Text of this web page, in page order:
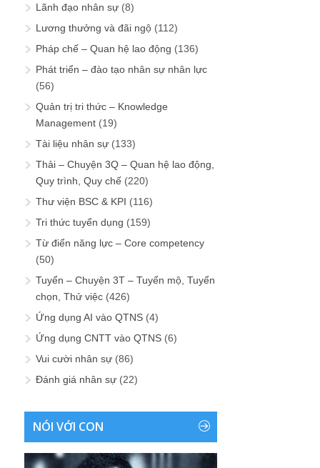
Lãnh đạo nhân sự (8)
Lương thưởng và đãi ngộ (112)
Pháp chế – Quan hệ lao động (136)
Phát triển – đào tạo nhân sự nhân lực
(56)
Quản trị tri thức – Knowledge
Management (19)
Tài liệu nhân sự (133)
Thải – Chuyện 3Q – Quan hệ lao động,
Quy trình, Quy chế (220)
Thư viện BSC & KPI (116)
Tri thức tuyển dụng (159)
Từ điển năng lực – Core competency
(50)
Tuyển – Chuyện 3T – Tuyển mộ, Tuyển
chọn, Thử việc (426)
Ứng dụng AI vào QTNS (4)
Ứng dụng CNTT vào QTNS (6)
Vui cười nhân sự (86)
Đánh giá nhân sự (22)
NÓI VỚI CON